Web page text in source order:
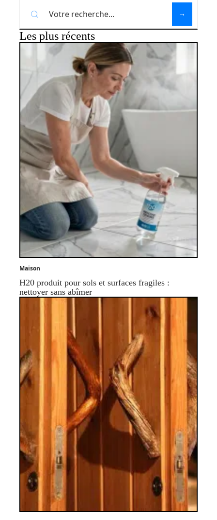
Les plus récents
Maison
H20 produit pour sols et surfaces fragiles :
nettoyer sans abîmer